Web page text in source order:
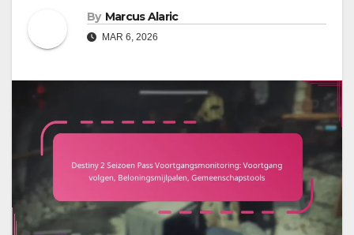
By Marcus Alaric
MAR 6, 2026